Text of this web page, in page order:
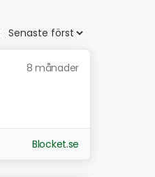
8 månader
Blocket.se